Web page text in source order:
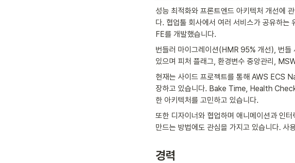
성능 최적화와 프론트엔드 아키텍처 개선에
다. 협업툴 회사에서 여러 서비스가 공유하는
FE를 개발했습니다.
번들러 마이그레이션(HMR 95% 개선), 번들
있으며 피처 플래그, 환경변수 중앙관리,
현재는 사이드 프로젝트를 통해 AWS ECS
장하고 있습니다. Bake Time, Health
한 아키텍처를 고민하고 있습니다.
또한 디자이너와 협업하며 애니메이션과 인
만드는 방법에도 관심을 가지고 있습니다. 사
경력